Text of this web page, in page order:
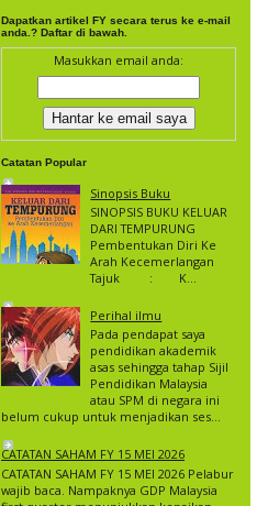
Dapatkan artikel FY secara terus ke e-mail
anda.? Daftar di bawah.
Masukkan email anda:
Catatan Popular
Sinopsis Buku
SINOPSIS BUKU KELUAR
DARI TEMPURUNG
Pembentukan Diri Ke
Arah Kecemerlangan
Tajuk : K...
Perihal ilmu
Pada pendapat saya
pendidikan akademik
asas sehingga tahap Sijil
Pendidikan Malaysia
atau SPM di negara ini
belum cukup untuk menjadikan ses...
CATATAN SAHAM FY 15 MEI 2026
CATATAN SAHAM FY 15 MEI 2026 Pelabur
wajib baca. Nampaknya GDP Malaysia